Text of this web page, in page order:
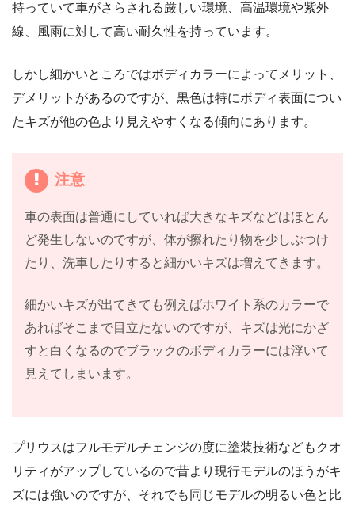
持っていて車がさらされる厳しい環境、高温環境や紫外
線、風雨に対して高い耐久性を持っています。
しかし細かいところではボディカラーによってメリット、
デメリットがあるのですが、黒色は特にボディ表面につい
たキズが他の色より見えやすくなる傾向にあります。
注意
車の表面は普通にしていれば大きなキズなどはほとん
ど発生しないのですが、体が擦れたり物を少しぶつけ
たり、洗車したりすると細かいキズは増えてきます。
細かいキズが出てきても例えばホワイト系のカラーで
あればそこまで目立たないのですが、キズは光にかざ
すと白くなるのでブラックのボディカラーには浮いて
見えてしまいます。
プリウスはフルモデルチェンジの度に塗装技術などもクオ
リティがアップしているので昔より現行モデルのほうがキ
ズには強いのですが、それでも同じモデルの明るい色と比